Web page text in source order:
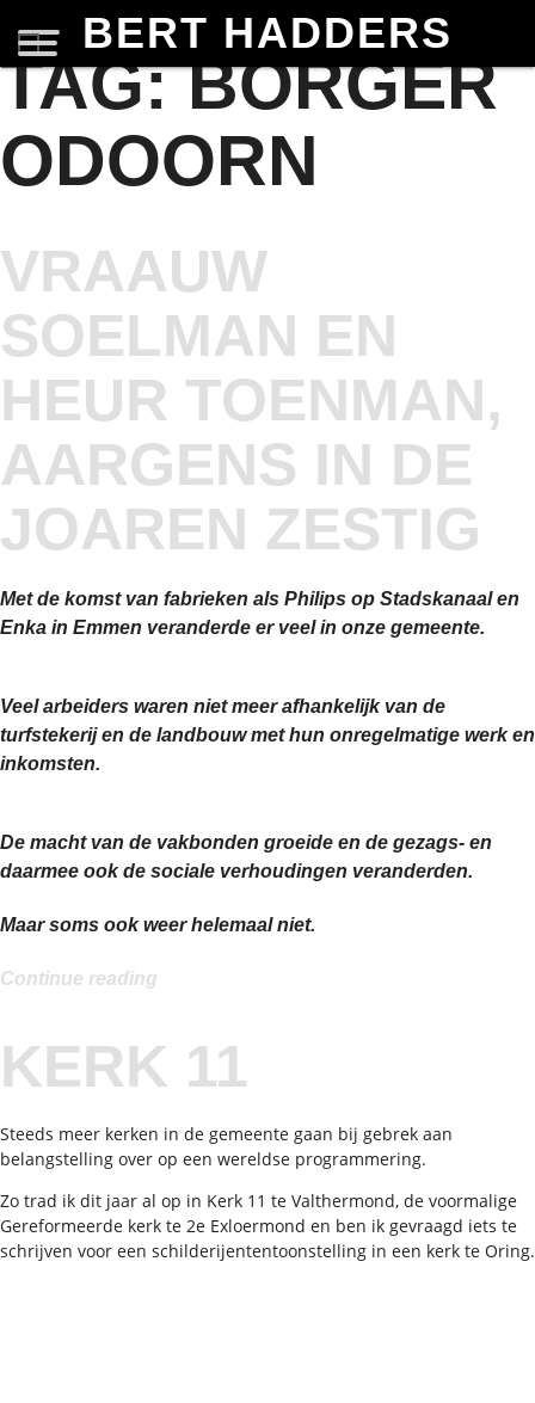
BERT HADDERS
TAG:BORGER
ODOORN
VRAAUW
SOELMAN EN
HEUR TOENMAN,
AARGENS IN DE
JOAREN ZESTIG
Met de komst van fabrieken als Philips op Stadskanaal en
Enka in Emmen veranderde er veel in onze gemeente.
Veel arbeiders waren niet meer afhankelijk van de
turfstekerij en de landbouw met hun onregelmatige werk en
inkomsten.
De macht van de vakbonden groeide en de gezags- en
daarmee ook de sociale verhoudingen veranderden.
Maar soms ook weer helemaal niet.
Continue reading
heur
toenman,
joaren
zestig”
KERK 11
Steeds meer kerken in de gemeente gaan bij gebrek aan
belangstelling over op een wereldse programmering.
Zo trad ik dit jaar al op in Kerk 11 te Valthermond, de voormalige
Gereformeerde kerk te 2e Exloermond en ben ik gevraagd iets te
schrijven voor een schilderijententoonstelling in een kerk te Oring.